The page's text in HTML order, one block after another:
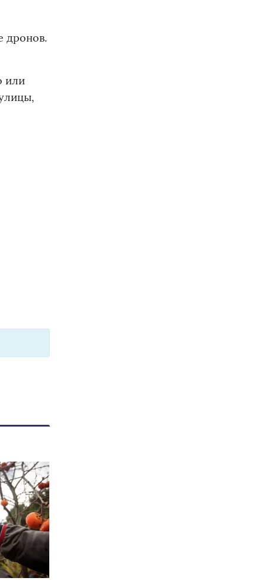
дронов.
или